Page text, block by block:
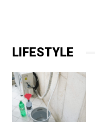
LIFESTYLE